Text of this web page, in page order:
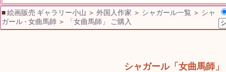
■絵画販売 ギャラリー小山 ＞ 外国人作家 ＞ シャガール一覧 ＞ シャ
ガール - 女曲馬師 ＞ 「女曲馬師」 ご購入
シャガール「女曲馬師」